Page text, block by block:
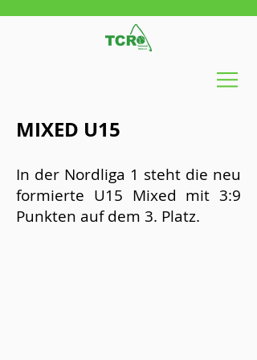
MIXED U15
In der Nordliga 1 steht die neu
formierte U15 Mixed mit 3:9
Punkten auf dem 3. Platz.